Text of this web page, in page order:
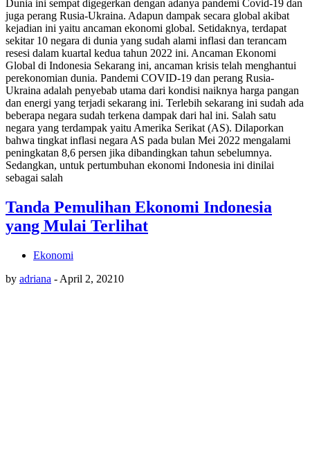
Dunia ini sempat digegerkan dengan adanya pandemi Covid-19 dan
juga perang Rusia-Ukraina. Adapun dampak secara global akibat
kejadian ini yaitu ancaman ekonomi global. Setidaknya, terdapat
sekitar 10 negara di dunia yang sudah alami inflasi dan terancam
resesi dalam kuartal kedua tahun 2022 ini. Ancaman Ekonomi
Global di Indonesia Sekarang ini, ancaman krisis telah menghantui
perekonomian dunia. Pandemi COVID-19 dan perang Rusia-
Ukraina adalah penyebab utama dari kondisi naiknya harga pangan
dan energi yang terjadi sekarang ini. Terlebih sekarang ini sudah ada
beberapa negara sudah terkena dampak dari hal ini. Salah satu
negara yang terdampak yaitu Amerika Serikat (AS). Dilaporkan
bahwa tingkat inflasi negara AS pada bulan Mei 2022 mengalami
peningkatan 8,6 persen jika dibandingkan tahun sebelumnya.
Sedangkan, untuk pertumbuhan ekonomi Indonesia ini dinilai
sebagai salah
Tanda Pemulihan Ekonomi Indonesia
yang Mulai Terlihat
Ekonomi
by adriana - April 2, 20210